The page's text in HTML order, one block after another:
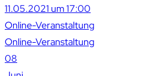
11.05.2021 um 17:00
Online-Veranstaltung
Online-Veranstaltung
08